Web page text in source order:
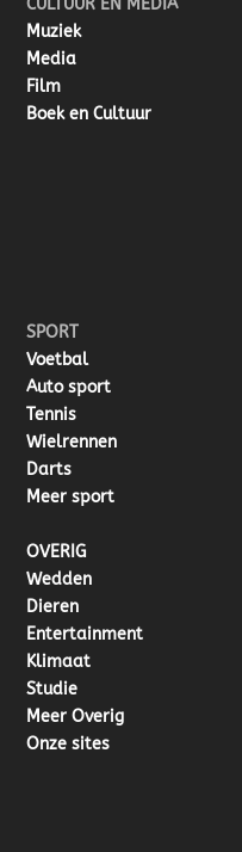
CULTUUR EN MEDIA
Muziek
Media
Film
Boek en Cultuur
SPORT
Voetbal
Auto sport
Tennis
Wielrennen
Darts
Meer sport
OVERIG
Wedden
Dieren
Entertainment
Klimaat
Studie
Meer Overig
Onze sites